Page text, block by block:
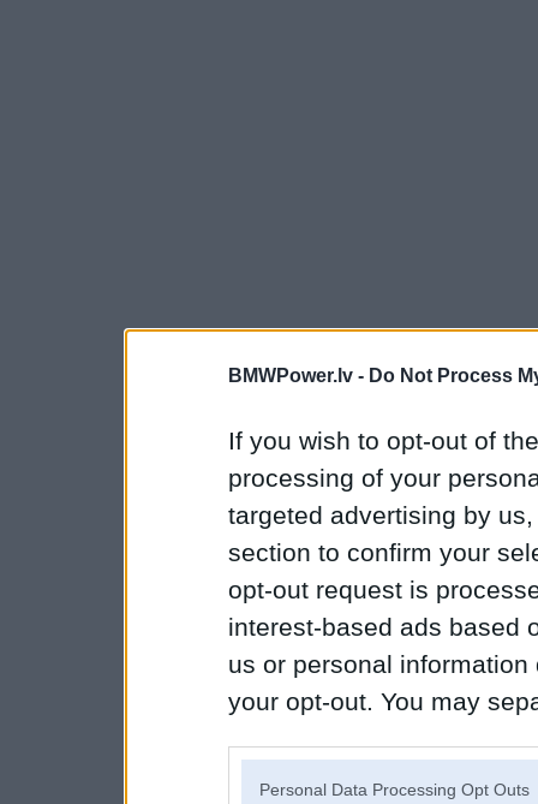
BMWPower.lv - Do Not Process
If you wish to opt-out of
processing of your
targeted advertising by
section to confirm your
opt-out request is
interest-based ads based
us or personal
your opt-out. You may
Personal Data Processing Opt Outs